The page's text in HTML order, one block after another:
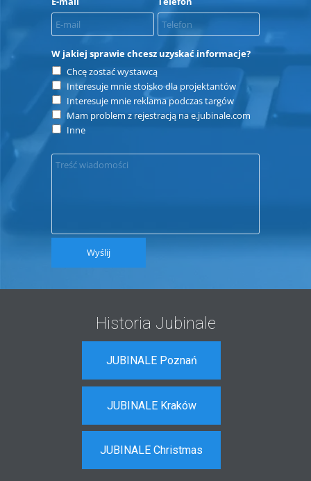
W jakiej sprawie chcesz uzyskać informacje?
Chcę zostać wystawcą
Interesuje mnie stoisko dla projektantów
Interesuje mnie reklama podczas targów
Mam problem z rejestracją na e.jubinale.com
Inne
Wyślij
Historia Jubinale
JUBINALE Christmas
JUBINALE Poznań
JUBINALE Kraków